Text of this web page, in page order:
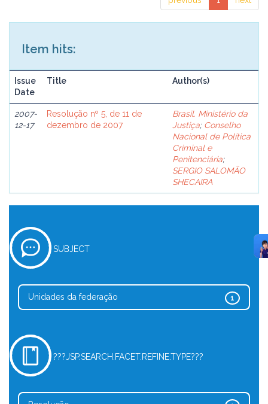
Item hits:
Issue
Date
Title Author(s)
2007-
12-17
Resolução nº 5, de 11 de
dezembro de 2007
Brasil. Ministério da
Justiça; Conselho
Nacional de Política
Criminal e
Penitenciária;
SERGIO SALOMÃO
SHECAIRA
SUBJECT
1
Unidades da federação
???JSP.SEARCH.FACET.REFINE.TYPE???